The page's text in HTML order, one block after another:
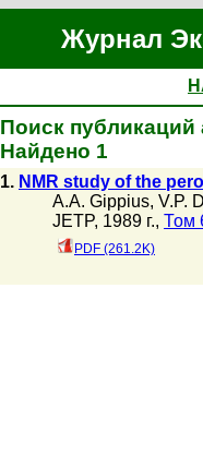
Журнал
Поиск публикаций
Найдено 1
1. NMR study of the
A.A. Gippius, V.P.
JETP, 1989 г., Том
PDF (261.2K)